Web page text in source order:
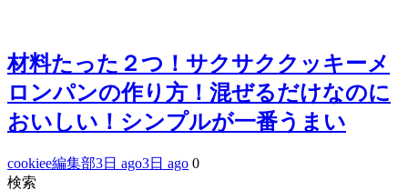
材料たった２つ！サクサククッキーメ
ロンパンの作り方！混ぜるだけなのに
おいしい！シンプルが一番うまい
cookiee編集部3日 ago3日 ago 0
検索